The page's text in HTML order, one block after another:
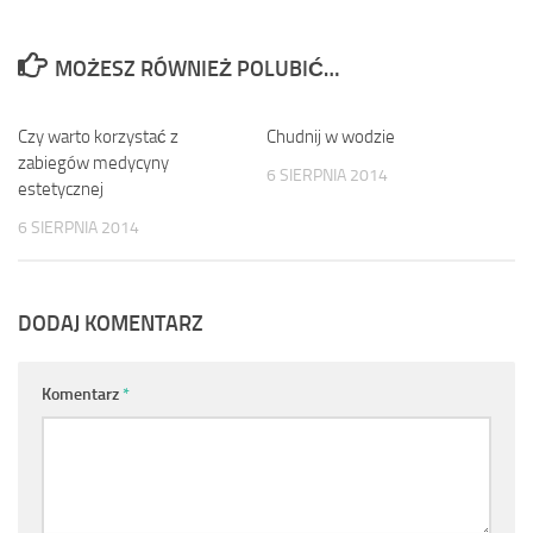
MOŻESZ RÓWNIEŻ POLUBIĆ…
Czy warto korzystać z
zabiegów medycyny
estetycznej
6 SIERPNIA 2014
Chudnij w wodzie
6 SIERPNIA 2014
DODAJ KOMENTARZ
Komentarz*